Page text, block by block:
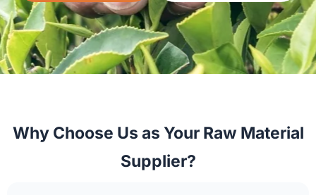
Why Choose Us as Your Raw Material
Supplier?